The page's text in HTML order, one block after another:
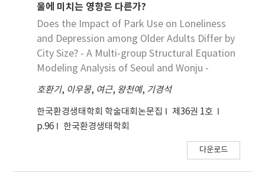
울에 미치는 영향은 다른가?
Does the Impact of Park Use on Loneliness
and Depression among Older Adults Differ by
City Size? - A Multi-group Structural Equation
Modeling Analysis of Seoul and Wonju -
호환기, 이우몽, 여근, 왕천예, 기경석
한국환경생태학회 학술대회논문집
제36권 1호
p.96
한국환경생태학회
다운로드